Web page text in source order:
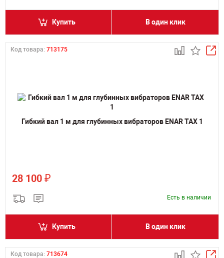
Купить В один клик
Код товара: 713175
Гибкий вал 1 м для глубинных вибраторов ENAR TAX 1
28 100 ₽
Есть в наличии
Купить В один клик
Код товара: 713674